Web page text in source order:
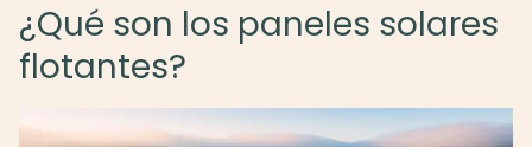
¿Qué son los paneles solares
flotantes?